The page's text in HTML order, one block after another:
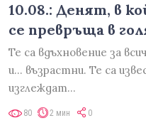
10.08.: Денят, в
се превръща в
Те са вдъхновение за
и... възрастни. Те са
изглеждат…
80 2 мин 0